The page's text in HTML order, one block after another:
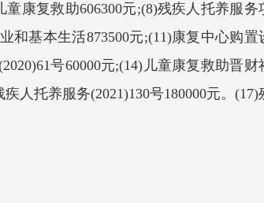
童康复救助606300元;(8)残疾人托养服务
和基本生活873500元;(11)康复中心购置
号60000元;(14)儿童康复救助晋财
人托养服务(2021)130号180000元。(17)